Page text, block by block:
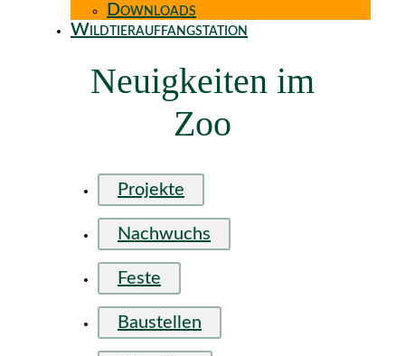
Downloads
Wildtierauffangstation
Neuigkeiten im
Zoo
Projekte
Nachwuchs
Feste
Baustellen